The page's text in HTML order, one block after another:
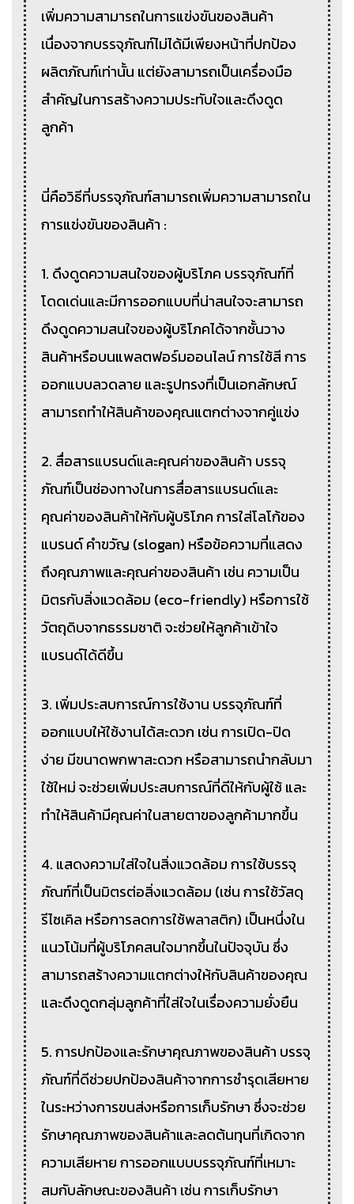
เพิ่มความสามารถในการแข่งขันของสินค้า
เนื่องจากบรรจุภัณฑ์ไม่ได้มีเพียงหน้าที่ปกป้อง
ผลิตภัณฑ์เท่านั้น แต่ยังสามารถเป็นเครื่องมือ
สำคัญในการสร้างความประทับใจและดึงดูด
ลูกค้า
นี่คือวิธีที่บรรจุภัณฑ์สามารถเพิ่มความสามารถใน
การแข่งขันของสินค้า :
1. ดึงดูดความสนใจของผู้บริโภค บรรจุภัณฑ์ที่
โดดเด่นและมีการออกแบบที่น่าสนใจจะสามารถ
ดึงดูดความสนใจของผู้บริโภคได้จากชั้นวาง
สินค้าหรือบนแพลตฟอร์มออนไลน์ การใช้สี การ
ออกแบบลวดลาย และรูปทรงที่เป็นเอกลักษณ์
สามารถทำให้สินค้าของคุณแตกต่างจากคู่แข่ง
2. สื่อสารแบรนด์และคุณค่าของสินค้า บรรจุ
ภัณฑ์เป็นช่องทางในการสื่อสารแบรนด์และ
คุณค่าของสินค้าให้กับผู้บริโภค การใส่โลโก้ของ
แบรนด์ คำขวัญ (slogan) หรือข้อความที่แสดง
ถึงคุณภาพและคุณค่าของสินค้า เช่น ความเป็น
มิตรกับสิ่งแวดล้อม (eco-friendly) หรือการใช้
วัตถุดิบจากธรรมชาติ จะช่วยให้ลูกค้าเข้าใจ
แบรนด์ได้ดีขึ้น
3. เพิ่มประสบการณ์การใช้งาน บรรจุภัณฑ์ที่
ออกแบบให้ใช้งานได้สะดวก เช่น การเปิด-ปิด
ง่าย มีขนาดพกพาสะดวก หรือสามารถนำกลับมา
ใช้ใหม่ จะช่วยเพิ่มประสบการณ์ที่ดีให้กับผู้ใช้ และ
ทำให้สินค้ามีคุณค่าในสายตาของลูกค้ามากขึ้น
4. แสดงความใส่ใจในสิ่งแวดล้อม การใช้บรรจุ
ภัณฑ์ที่เป็นมิตรต่อสิ่งแวดล้อม (เช่น การใช้วัสดุ
รีไซเคิล หรือการลดการใช้พลาสติก) เป็นหนึ่งใน
แนวโน้มที่ผู้บริโภคสนใจมากขึ้นในปัจจุบัน ซึ่ง
สามารถสร้างความแตกต่างให้กับสินค้าของคุณ
และดึงดูดกลุ่มลูกค้าที่ใส่ใจในเรื่องความยั่งยืน
5. การปกป้องและรักษาคุณภาพของสินค้า บรรจุ
ภัณฑ์ที่ดีช่วยปกป้องสินค้าจากการชำรุดเสียหาย
ในระหว่างการขนส่งหรือการเก็บรักษา ซึ่งจะช่วย
รักษาคุณภาพของสินค้าและลดต้นทุนที่เกิดจาก
ความเสียหาย การออกแบบบรรจุภัณฑ์ที่เหมาะ
สมกับลักษณะของสินค้า เช่น การเก็บรักษา